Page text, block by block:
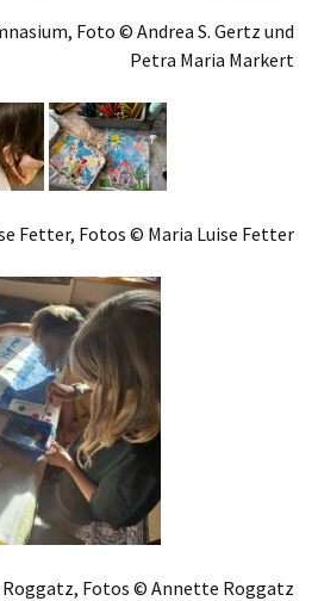
Foto © Andrea S. Gertz und
Petra Maria Markert
Fetter, Fotos © Maria Luise Fetter
Roggatz, Fotos © Annette Roggatz